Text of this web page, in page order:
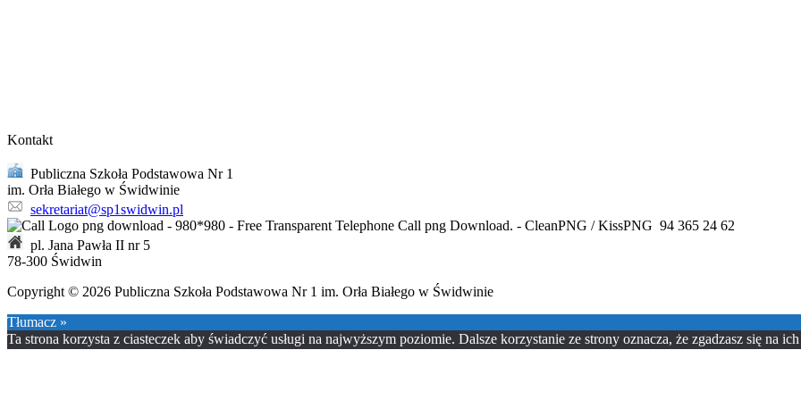
Kontakt
Publiczna Szkoła Podstawowa Nr 1
im. Orła Białego w Świdwinie
sekretariat@sp1swidwin.pl
94 365 24 62
pl. Jana Pawła II nr 5
78-300 Świdwin
Copyright © 2026 Publiczna Szkoła Podstawowa Nr 1 im. Orła Białego w Świdwinie
Tłumacz »
Ta strona korzysta z ciasteczek aby świadczyć usługi na najwyższym poziomie. Dalsze korzystanie ze strony oznacza, że zgadzasz się na